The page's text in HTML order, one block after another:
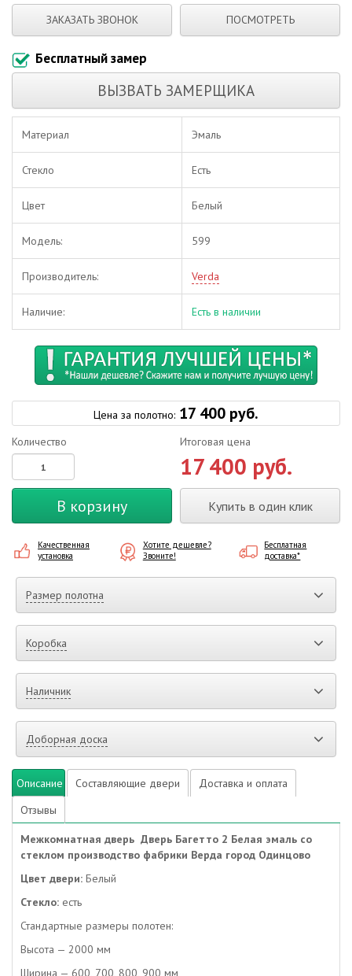
ЗАКАЗАТЬ ЗВОНОК ПОСМОТРЕТЬ
Бесплатный замер
ВЫЗВАТЬ ЗАМЕРЩИКА
Материал Эмаль
Стекло Есть
Цвет Белый
Модель: 599
Производитель: Verda
Наличие: Есть в наличии
Цена за полотно: 17 400 руб.
Количество Итоговая цена
17 400 руб.
В корзину Купить в один клик
Качественная
установка
Хотите дешевле?
Звоните!
Бесплатная
доставка*
Размер полотна
Коробка
Наличник
Доборная доска
Описание Составляющие двери
Доставка и оплата
Отзывы
Межкомнатная дверь Дверь Багетто 2 Белая эмаль со
стеклом производство фабрики Верда город Одинцово
Цвет двери: Белый
Стекло: есть
Стандартные размеры полотен:
Высота — 2000 мм
Ширина — 600, 700, 800, 900 мм